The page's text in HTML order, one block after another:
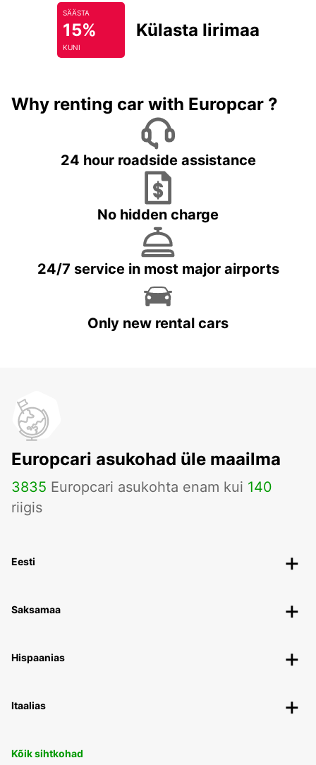
SÄÄSTA
15%
KUNI
Külasta Iirimaad
Why renting car with Europcar ?
24 hour roadside assistance
No hidden charge
24/7 service in most major airports
Only new rental cars
Europcari asukohad üle maailma
3835 Europcari asukohta enam kui 140
riigis
Eesti
Saksamaa
Hispaanias
Itaalias
Kõik sihtkohad